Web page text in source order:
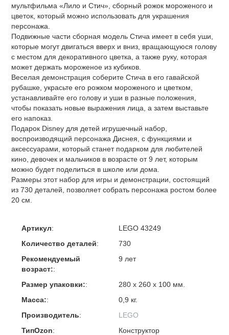
мультфильма «Лило и Стич», сборный рожок мороженого и
цветок, который можно использовать для украшения
персонажа.
Подвижные части сборная модель Стича имеет в себя уши,
которые могут двигаться вверх и вниз, вращающуюся голову
с местом для декоративного цветка, а также руку, которая
может держать мороженое из кубиков.
Веселая демонстрация соберите Стича в его гавайской
рубашке, украсьте его рожком мороженого и цветком,
устанавливайте его голову и уши в разные положения,
чтобы показать новые выражения лица, а затем выставьте
его напоказ.
Подарок Disney для детей игрушечный набор,
воспроизводящий персонажа Диснея, с функциями и
аксессуарами, который станет подарком для любителей
кино, девочек и мальчиков в возрасте от 9 лет, которым
можно будет поделиться в школе или дома.
Размеры этот набор для игры и демонстрации, состоящий
из 730 деталей, позволяет собрать персонажа ростом более
20 см.
Артикул:
LEGO 43249
Количество деталей:
730
Рекомендуемый
возраст::
9 лет
Размер упаковки::
280 х 260 х 100 мм.
Масса::
0,9 кг.
Производитель:
LEGO
ТипOzon:
Конструктор